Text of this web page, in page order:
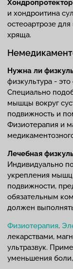
и хондроитина
остеоартрозе
хряща.
Нужна ли
физкультура - это
Специально
мышцы вокруг
подвижность и
Физиотерапия и
Лечебная
Индивидуально
укрепления мышц
подвижности,
обязательным
должен
Физиотерапия.
лекарствами,
ультразвук.
уменьшения